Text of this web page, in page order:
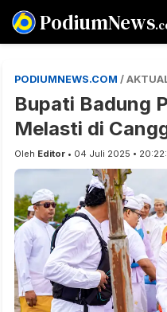
PodiumNews
PODIUMNEWS.COM /
Bupati Badung
Melasti di
Oleh Editor • 04 Juli 2025 •